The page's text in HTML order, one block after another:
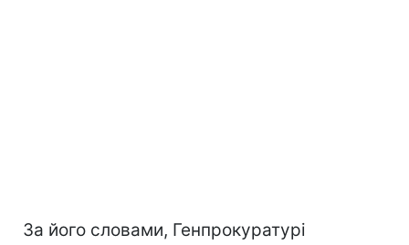
За його словами, Генпрокуратурі